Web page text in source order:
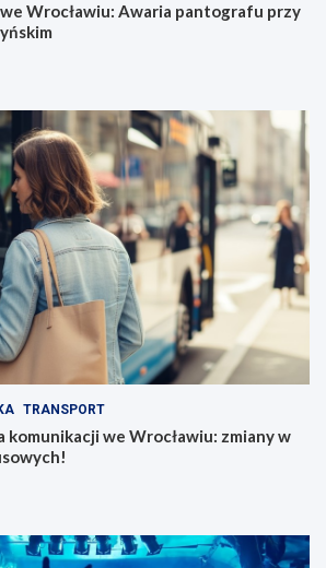
Wrocławiu: Awaria pantografu przy
TRANSPORT
komunikacji we Wrocławiu: zmiany w